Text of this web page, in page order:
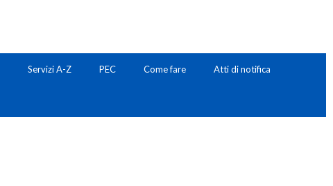
Servizi A-Z PEC Come fare Atti di notifica